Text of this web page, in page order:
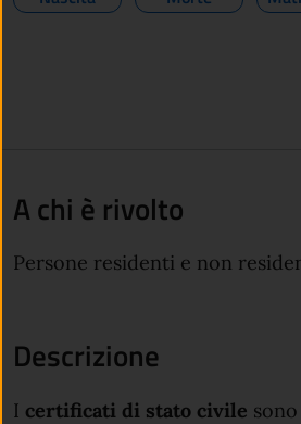
A chi è rivolto
Persone residenti e non
Descrizione
I certificati di stato civile